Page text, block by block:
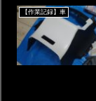
【作業記録】車